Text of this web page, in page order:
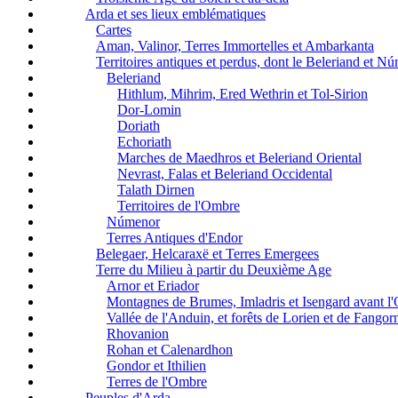
Arda et ses lieux emblématiques
Cartes
Aman, Valinor, Terres Immortelles et Ambarkanta
Territoires antiques et perdus, dont le Beleriand et
Beleriand
Hithlum, Mihrim, Ered Wethrin et Tol-Sirion
Dor-Lomin
Doriath
Echoriath
Marches de Maedhros et Beleriand Oriental
Nevrast, Falas et Beleriand Occidental
Talath Dirnen
Territoires de l'Ombre
Númenor
Terres Antiques d'Endor
Belegaer, Helcaraxë et Terres Emergees
Terre du Milieu à partir du Deuxième Age
Arnor et Eriador
Montagnes de Brumes, Imladris et Isengard avant
Vallée de l'Anduin, et forêts de Lorien et de
Rhovanion
Rohan et Calenardhon
Gondor et Ithilien
Terres de l'Ombre